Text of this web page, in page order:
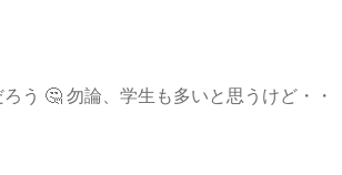
う 🤔 勿論、学生も多いと思うけど・・